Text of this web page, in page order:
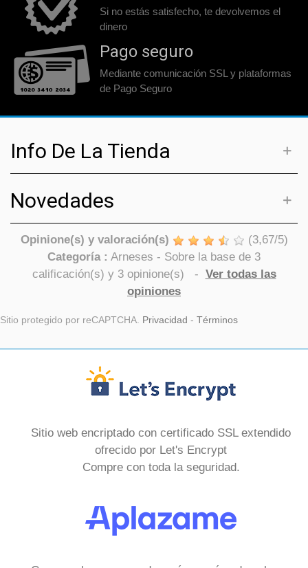
Si no estás satisfecho, te devolvemos el
dinero
Pago seguro
Mediante comunicación SSL y plataformas
de Pago Seguro
Info De La Tienda
Novedades
Opinione(s) y valoración(s) (3,67/5)
Categoría : Arneses - Sobre la base de 3
calificación(s) y 3opinione(s) - Ver todas las
opiniones
Sitio protegido por reCAPTCHA. Privacidad - Términos
Sitio web encriptado con certificado SSL extendido
ofrecido por Let's Encrypt
Compre con toda la seguridad.